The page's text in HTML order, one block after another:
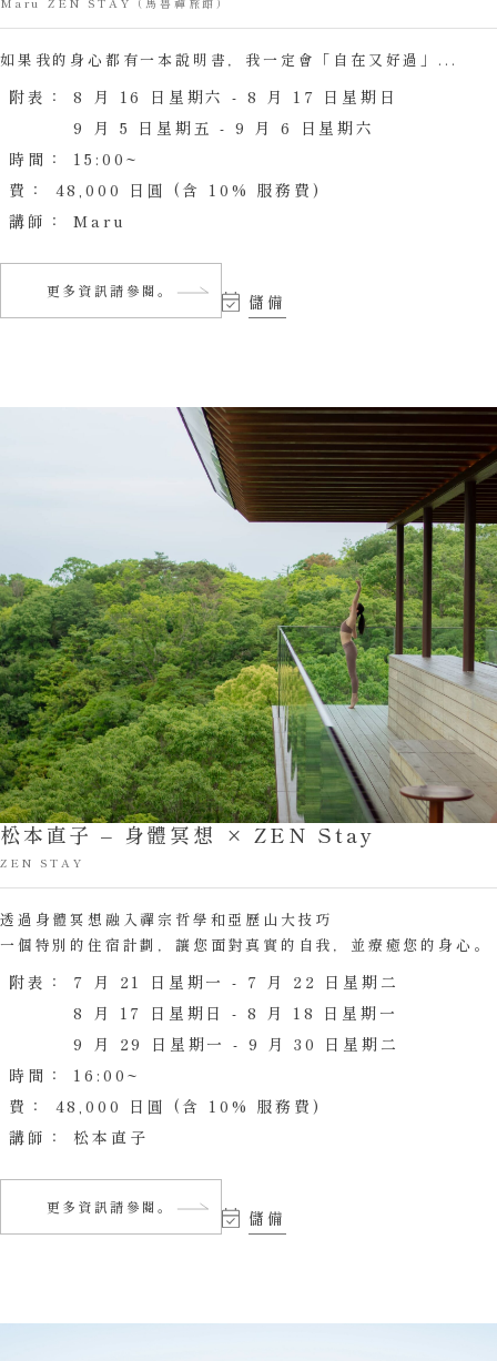
如果我的身心都有一本說明書，我一定會「自在又好過」...
附表：
8 月 16 日星期六 - 8 月 17 日星期日
9 月 5 日星期五 - 9 月 6 日星期六
時間：
15:00~
費：
48,000 日圓 (含 10% 服務費)
講師：
Maru
更多資訊請參閱。
儲備
松本直子 – 身體冥想 × ZEN Stay
ZEN STAY
透過身體冥想融入禪宗哲學和亞歷山大技巧
一個特別的住宿計劃，讓您面對真實的自我，並療癒您的身心。
附表：
7 月 21 日星期一 - 7 月 22 日星期二
8 月 17 日星期日 - 8 月 18 日星期一
9 月 29 日星期一 - 9 月 30 日星期二
時間：
16:00~
費：
48,000 日圓 (含 10% 服務費)
講師：
松本直子
更多資訊請參閱。
儲備